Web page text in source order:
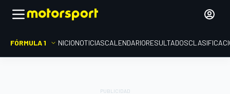
FÓRMULA 1 INICIONOTICIASCALENDARIORESULTADOS